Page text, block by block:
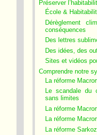
Préserver
École &
Dérèglement
conséquences
Des lettres
Des idées, des
Sites et vidéos
Comprendre notre
La réforme
Le scandale du
sans limites
La réforme
La réforme
La réforme